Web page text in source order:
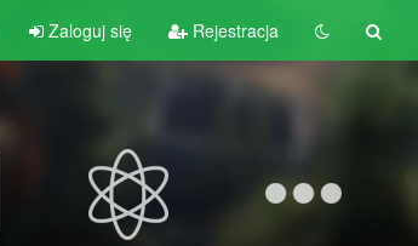
Zaloguj się Rejestracja